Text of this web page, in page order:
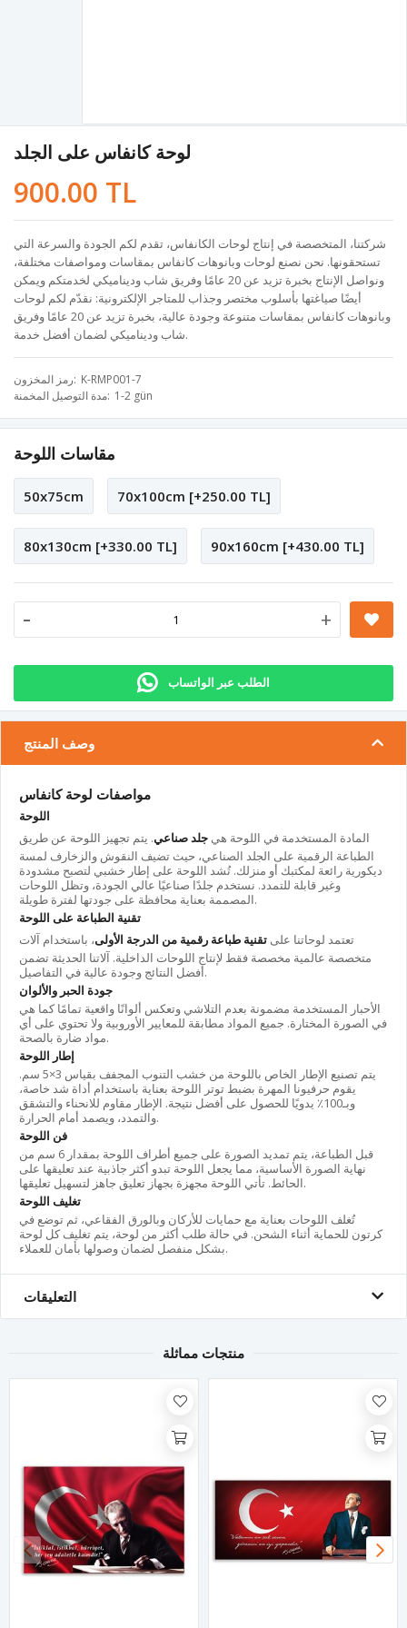
لوحة كانفاس على الجلد
900.00 TL
شركتنا، المتخصصة في إنتاج لوحات الكانفاس، تقدم لكم الجودة والسرعة التي
تستحقونها. نحن نصنع لوحات وبانوهات كانفاس بمقاسات ومواصفات مختلفة،
ونواصل الإنتاج بخبرة تزيد عن 20 عامًا وفريق شاب وديناميكي لخدمتكم ويمكن
أيضًا صياغتها بأسلوب مختصر وجذاب للمتاجر الإلكترونية: نقدّم لكم لوحات
وبانوهات كانفاس بمقاسات متنوعة وجودة عالية، بخبرة تزيد عن 20 عامًا وفريق
شاب وديناميكي لضمان أفضل خدمة.
رمز المخزون K-RMP001-7
مدة التوصيل المخمنة 1-2 gün
مقاسات اللوحة
50x75cm 70x100cm [+250.00 TL]
80x130cm [+330.00 TL] 90x160cm [+430.00 TL]
- +
الطلب عبر الواتساب
وصف المنتج
مواصفات لوحة كانفاس
اللوحة
المادة المستخدمة في اللوحة هي جلد صناعي. يتم تجهيز اللوحة عن طريق
الطباعة الرقمية على الجلد الصناعي، حيث تضيف النقوش والزخارف لمسة
ديكورية رائعة لمكتبك أو منزلك. تُشد اللوحة على إطار خشبي لتصبح مشدودة
وغير قابلة للتمدد. نستخدم جلدًا صناعيًا عالي الجودة، وتظل اللوحات
المصممة بعناية محافظة على جودتها لفترة طويلة.
تقنية الطباعة على اللوحة
تعتمد لوحاتنا على تقنية طباعة رقمية من الدرجة الأولى، باستخدام آلات
متخصصة عالمية مخصصة فقط لإنتاج اللوحات الداخلية. آلاتنا الحديثة تضمن
أفضل النتائج وجودة عالية في التفاصيل.
جودة الحبر والألوان
الأحبار المستخدمة مضمونة بعدم التلاشي وتعكس ألوانًا واقعية تمامًا كما هي
في الصورة المختارة. جميع المواد مطابقة للمعايير الأوروبية ولا تحتوي على أي
مواد ضارة بالصحة.
يتم تصنيع الإطار الخاص باللوحة من خشب التنوب المجفف بقياس 3×5 سم.
يقوم حرفيونا المهرة بضبط توتر اللوحة بعناية باستخدام أداة شد خاصة،
وبـ100٪ يدويًا للحصول على أفضل نتيجة. الإطار مقاوم للانحناء والتشقق
والتمدد، ويصمد أمام الحرارة.
قبل الطباعة، يتم تمديد الصورة على جميع أطراف اللوحة بمقدار 6 سم من
نهاية الصورة الأساسية، مما يجعل اللوحة تبدو أكثر جاذبية عند تعليقها على
الحائط. تأتي اللوحة مجهزة بجهاز تعليق جاهز لتسهيل تعليقها.
تغليف اللوحة
تُغلف اللوحات بعناية مع حمايات للأركان وبالورق الفقاعي، ثم توضع في
كرتون للحماية أثناء الشحن. في حالة طلب أكثر من لوحة، يتم تغليف كل لوحة
بشكل منفصل لضمان وصولها بأمان للعملاء.
التعليقات
منتجات مماثلة